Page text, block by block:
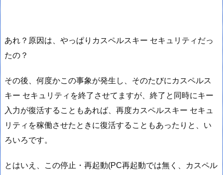
あれ？原因は、やっぱりカスペルスキー セキュリティだっ
たの？
その後、何度かこの事象が発生し、そのたびにカスペルス
キー セキュリティを終了させてますが、終了と同時にキー
入力が復活することもあれば、再度カスペルスキー セキュ
リティを稼働させたときに復活することもあったりと、い
ろいろです。
とはいえ、この停止・再起動(PC再起動では無く、カスペル